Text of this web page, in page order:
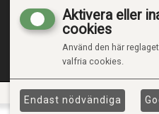
Aktivera eller
cookies
Använd den här
valfria cookies.
Endast nödvändiga